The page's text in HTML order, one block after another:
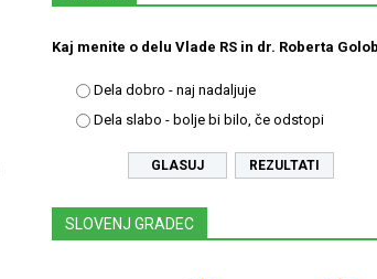
Kaj menite o delu Vlade RS in dr. Roberta
Dela dobro - naj nadaljuje
Dela slabo - bolje bi bilo, če odstopi
REZULTATI
SLOVENJ GRADEC